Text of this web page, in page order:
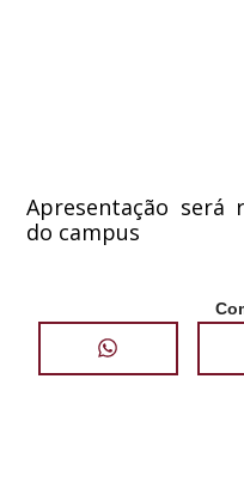
Apresentação será
do campus